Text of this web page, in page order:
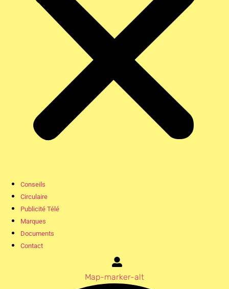
Conseils
Circulaire
Publicité Télé
Marques
Documents
Contact
Map-marker-alt